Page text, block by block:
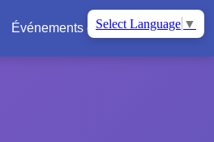
Select Language ▼
Événements et nouvelles 📍